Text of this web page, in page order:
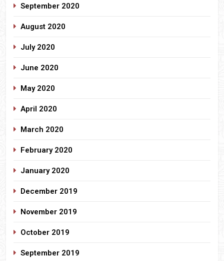
September 2020
August 2020
July 2020
June 2020
May 2020
April 2020
March 2020
February 2020
January 2020
December 2019
November 2019
October 2019
September 2019